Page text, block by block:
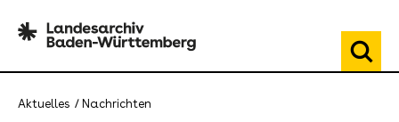
Aktuelles Nachrichten